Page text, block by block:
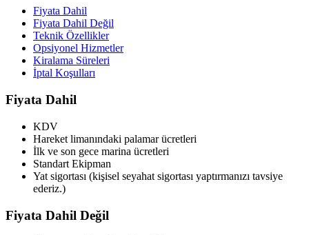
Fiyata Dahil
Fiyata Dahil Değil
Teknik Özellikler
Opsiyonel Hizmetler
Kiralama Süreleri
İptal Koşulları
Fiyata Dahil
KDV
Hareket limanındaki palamar ücretleri
İlk ve son gece marina ücretleri
Standart Ekipman
Yat sigortası (kişisel seyahat sigortası yaptırmanızı tavsiye
ederiz.)
Fiyata Dahil Değil